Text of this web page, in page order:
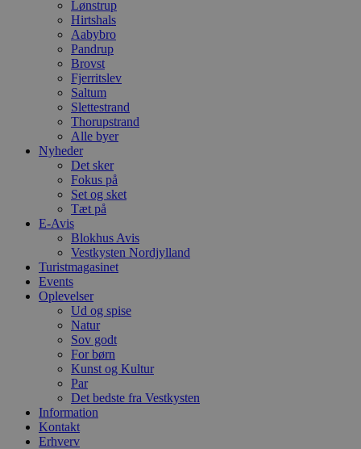
Lønstrup
Hirtshals
Aabybro
Pandrup
Brovst
Fjerritslev
Saltum
Slettestrand
Thorupstrand
Alle byer
Nyheder
Det sker
Fokus på
Set og sket
Tæt på
E-Avis
Blokhus Avis
Vestkysten Nordjylland
Turistmagasinet
Events
Oplevelser
Ud og spise
Natur
Sov godt
For børn
Kunst og Kultur
Par
Det bedste fra Vestkysten
Information
Kontakt
Erhverv